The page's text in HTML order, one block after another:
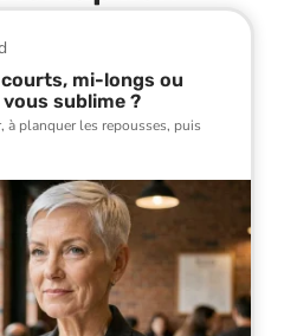
mi-longs ou
sublime ?
à planquer les repousses, puis